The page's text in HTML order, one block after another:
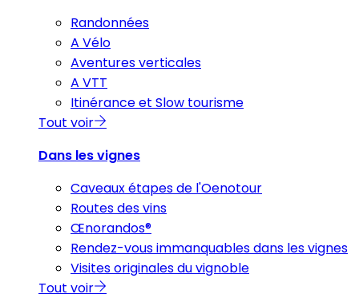
Randonnées
A Vélo
Aventures verticales
A VTT
Itinérance et Slow tourisme
Tout voir
Dans les vignes
Caveaux étapes de l'Oenotour
Routes des vins
Œnorandos®
Rendez-vous immanquables dans les vignes
Visites originales du vignoble
Tout voir